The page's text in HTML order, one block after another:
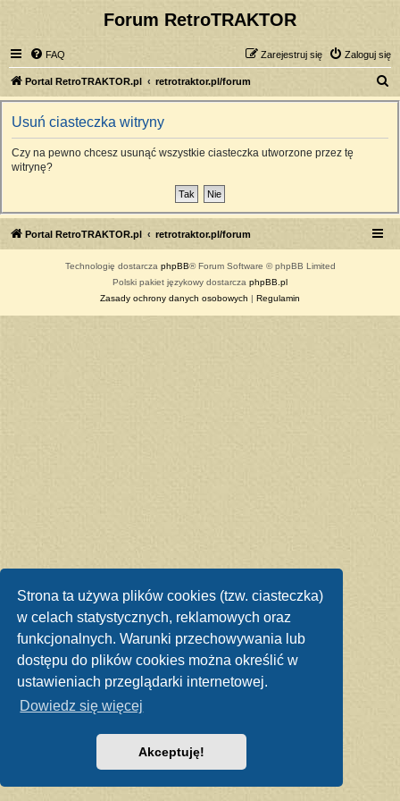
Strona ta używa plików cookies (tzw. ciasteczka)
w celach statystycznych, reklamowych oraz
funkcjonalnych. Warunki przechowywania lub
dostępu do plików cookies można określić w
ustawieniach przeglądarki internetowej.
Dowiedz się więcej
Akceptuję!
Forum RetroTRAKTOR
FAQ Zaloguj się
Zarejestruj się
Portal RetroTRAKTOR.pl retrotraktor.pl/forum
z
Usuń ciasteczka witryny
Czy na pewno chcesz usunąć wszystkie ciasteczka utworzone przez tę
witrynę?
Portal RetroTRAKTOR.pl retrotraktor.pl/forum
Technologię dostarcza phpBB® Forum Software © phpBB Limited
Polski pakiet językowy dostarcza phpBB.pl
Zasady ochrony danych osobowych | Regulamin